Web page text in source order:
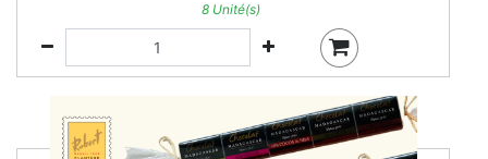
8 Unité(s)